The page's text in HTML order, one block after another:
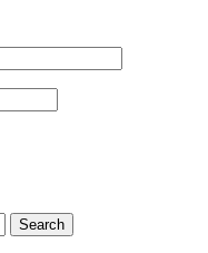
Search